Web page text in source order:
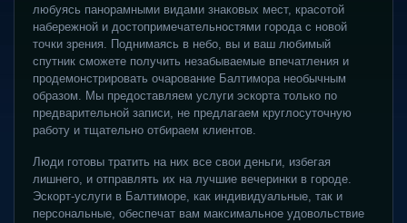
любуясь панорамными видами знаковых мест, красотой
набережной и достопримечательностями города с новой
точки зрения. Поднимаясь в небо, вы и ваш любимый
спутник сможете получить незабываемые впечатления и
продемонстрировать очарование Балтимора необычным
образом. Мы предоставляем услуги эскорта только по
предварительной записи, не предлагаем круглосуточную
работу и тщательно отбираем клиентов.
Люди готовы тратить на них все свои деньги, избегая
лишнего, и отправлять их на лучшие вечеринки в городе.
Эскорт-услуги в Балтиморе, как индивидуальные, так и
персональные, обеспечат вам максимальное удовольствие